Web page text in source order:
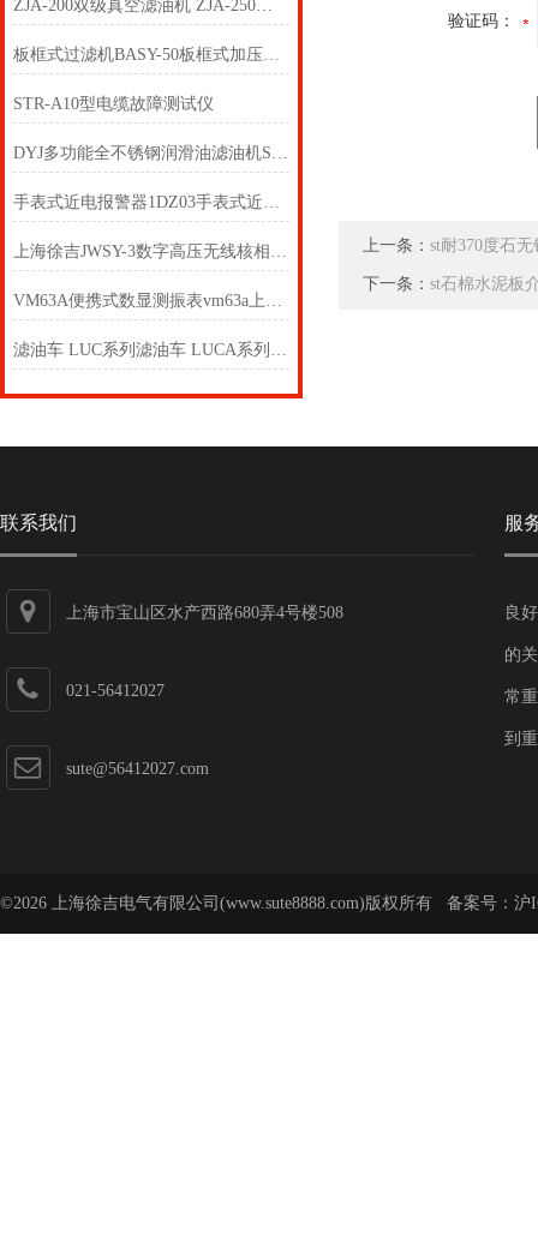
ZJA-200双级真空滤油机 ZJA-250双级真空滤油机
板框式过滤机BASY-50板框式加压滤油机 板框式加压滤油机
STR-A10型电缆故障测试仪
DYJ多功能全不锈钢润滑油滤油机SYGL 不锈钢过滤机
手表式近电报警器1DZ03手表式近电报警器1DZ8
上海徐吉JWSY-3数字高压无线核相器设备清单
VM63A便携式数显测振表vm63a上海徐吉电气
滤油车 LUC系列滤油车 LUCA系列滤油车
验证码：
上一条： st耐370度石无
下一条： st石棉水泥板
联系我们
上海市宝山区水产西路680弄4号楼508
021-56412027
sute@56412027.com
服
良
的
常
到
©2026 上海徐吉电气有限公司(www.sute8888.com)版权所有 备案号： 沪